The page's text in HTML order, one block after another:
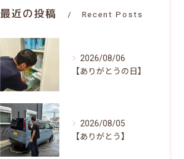
最近の投稿 Recent Posts
2026/08/06
【ありがとうの日】
2026/08/05
【ありがとう】